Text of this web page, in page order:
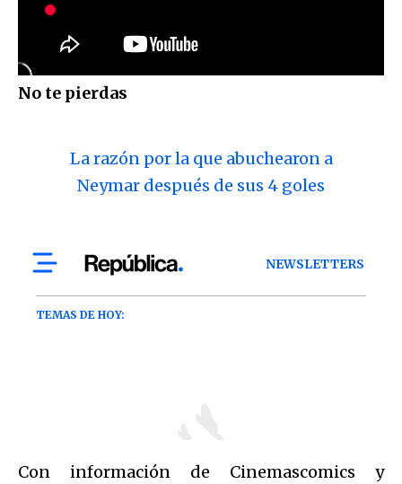
No te pierdas
La razón por la que abuchearon a
Neymar después de sus 4 goles
Con información de Cinemascomics y